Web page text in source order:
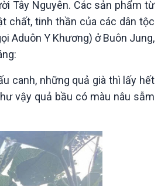
Tây Nguyên. Các sản phẩm từ
chất, tinh thần của các dân tộc
Aduôn Y Khương) ở Buôn Jung,
canh, những quả già thì lấy hết
vậy quả bầu có màu nâu sẫm